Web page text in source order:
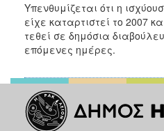
Υπενθυμίζεται ότι η
είχε καταρτιστεί το 2007
τεθεί σε δημόσια
επόμενες ημέρες.